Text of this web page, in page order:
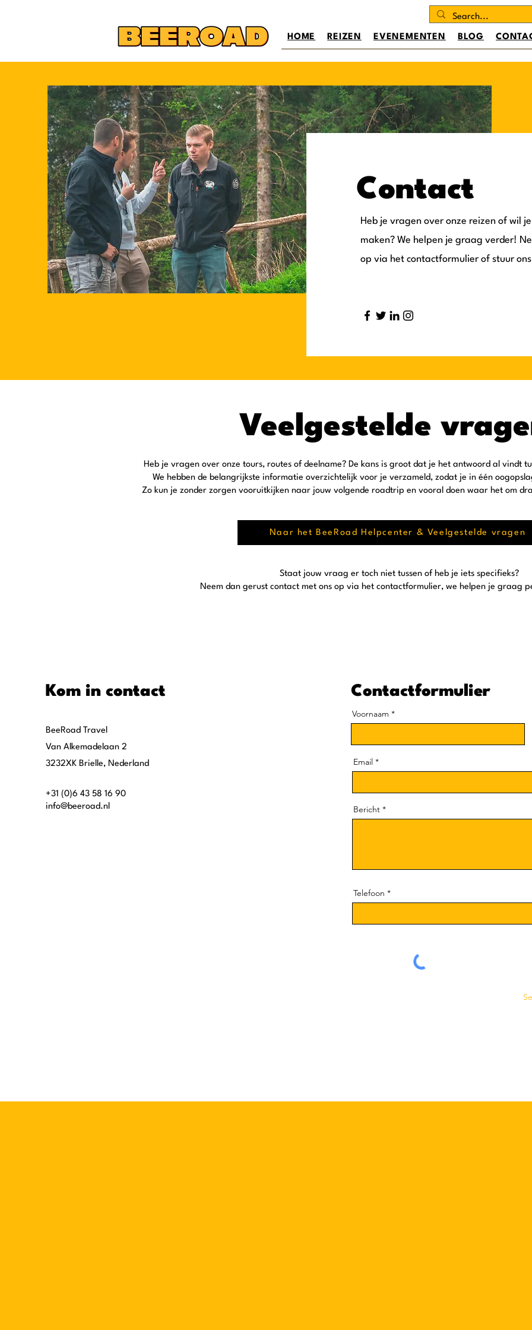
HOME REIZEN EVENEMENTEN BLOG
Contact
Heb je vragen over onze reizen of wil
maken? We helpen je graag verder!
op via het contactformulier of stuur
Veelgestelde
Heb je vragen over onze tours, routes of deelname? De kans is groot dat je het antwoord al vindt
We hebben de belangrijkste informatie overzichtelijk voor je verzameld, zodat je in één
Zo kun je zonder zorgen vooruitkijken naar jouw volgende roadtrip en vooral doen waar het om
Naar het BeeRoad Helpcenter & Veelgestelde vragen
Staat jouw vraag er toch niet tussen of heb je iets specifieks?
Neem dan gerust contact met ons op via het contactformulier, we helpen je graag
Kom in contact
BeeRoad Travel
Van Alkemadelaan 2
3232XK Brielle, Nederland
+31 (0)6 43 58 16 90
info@beeroad.nl
Contactformulier
Voornaam
Email
Bericht
Telefoon